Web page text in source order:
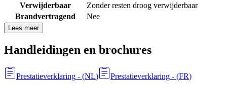
Verwijderbaar
Zonder resten droog verwijderbaar
Brandvertragend
Nee
Lees meer
Handleidingen en brochures
Prestatieverklaring - (NL) Prestatieverklaring - (FR)